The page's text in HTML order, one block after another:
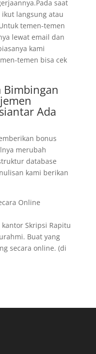
saat
langsung atau
temen-temen
lewat email dan
kami
temen bisa cek
Bimbingan
Ada
bonus
merubah
database
kami berikan
Online
Skripsi Rapitu
Buat yang
secara online. (di